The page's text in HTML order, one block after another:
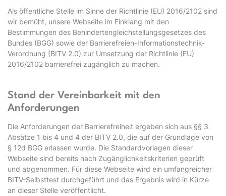
Als öffentliche Stelle im Sinne der Richtlinie (EU) 2016/2102 sind
wir bemüht, unsere Webseite im Einklang mit den
Bestimmungen des Behindertengleichstellungsgesetzes des
Bundes (BGG) sowie der Barrierefreien-Informationstechnik-
Verordnung (BITV 2.0) zur Umsetzung der Richtlinie (EU)
2016/2102 barrierefrei zugänglich zu machen.
Stand der Vereinbarkeit mit den
Anforderungen
Die Anforderungen der Barrierefreiheit ergeben sich aus §§ 3
Absätze 1 bis 4 und 4 der BITV 2.0, die auf der Grundlage von
§ 12d BGG erlassen wurde. Die Standardvorlagen dieser
Webseite sind bereits nach Zugänglichkeitskriterien geprüft
und abgenommen. Für diese Webseite wird ein umfangreicher
BITV-Selbsttest durchgeführt und das Ergebnis wird in Kürze
an dieser Stelle veröffentlicht.